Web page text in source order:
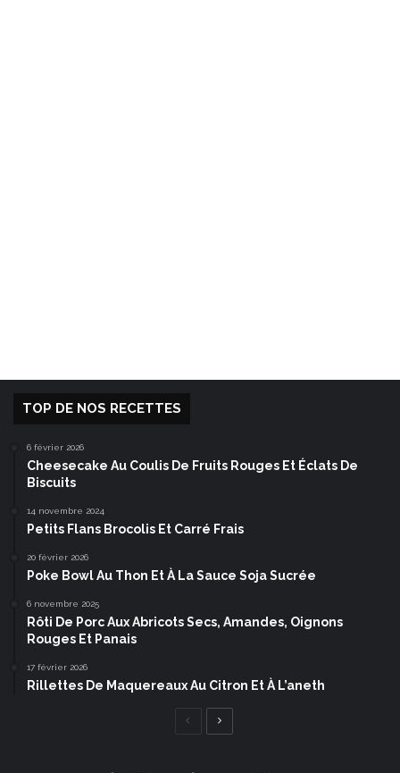
TOP DE NOS RECETTES
6 février 2026
Cheesecake Au Coulis De Fruits Rouges Et Éclats De
Biscuits
14 novembre 2024
Petits Flans Brocolis Et Carré Frais
20 février 2026
Poke Bowl Au Thon Et À La Sauce Soja Sucrée
6 novembre 2025
Rôti De Porc Aux Abricots Secs, Amandes, Oignons
Rouges Et Panais
17 février 2026
Rillettes De Maquereaux Au Citron Et À L’aneth
Page